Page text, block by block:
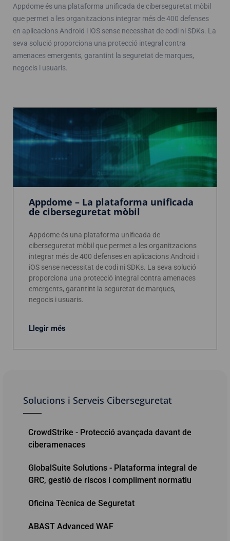
Appdome és una plataforma unificada de ciberseguretat mòbil
que permet a les organitzacions integrar més de 400 defenses
en aplicacions Android i iOS sense necessitat de codi ni SDKs. La
seva solució proporciona una protecció integral contra
amenaces emergents, garantint la seguretat de marques,
negocis i usuaris.
Appdome – La plataforma unificada
de ciberseguretat mòbil
Appdome és una plataforma unificada de
ciberseguretat mòbil que permet a les organitzacions
integrar més de 400 defenses en aplicacions Android i
iOS sense necessitat de codi ni SDKs. La seva solució
proporciona una protecció integral contra amenaces
emergents, garantint la seguretat de marques,
negocis i usuaris.
Llegir més
Solucions i Serveis Ciberseguretat
CrowdStrike - Protecció avançada davant de
ciberamenaces
GlobalSuite Solutions - Plataforma integral de
GRC, gestió de riscos i compliment normatiu
Oficina Tècnica de Seguretat
ABAST Advanced WAF